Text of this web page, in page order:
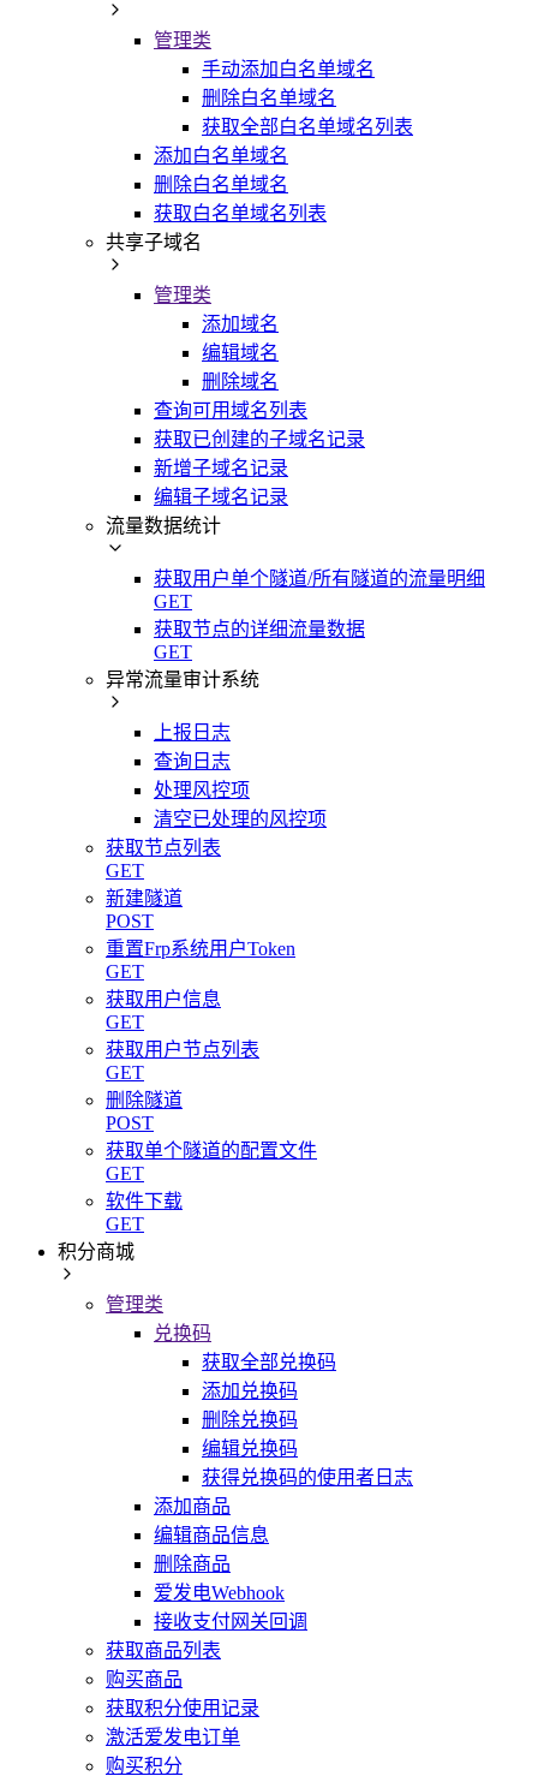
管理类
手动添加白名单域名
删除白名单域名
获取全部白名单域名列表
添加白名单域名
删除白名单域名
获取白名单域名列表
共享子域名
管理类
添加域名
编辑域名
删除域名
查询可用域名列表
获取已创建的子域名记录
新增子域名记录
编辑子域名记录
流量数据统计
获取用户单个隧道/所有隧道的流量明细
GET
获取节点的详细流量数据
GET
异常流量审计系统
上报日志
查询日志
处理风控项
清空已处理的风控项
获取节点列表
GET
新建隧道
POST
重置Frp系统用户Token
GET
获取用户信息
GET
获取用户节点列表
GET
删除隧道
POST
获取单个隧道的配置文件
GET
软件下载
GET
积分商城
管理类
兑换码
获取全部兑换码
添加兑换码
删除兑换码
编辑兑换码
获得兑换码的使用者日志
添加商品
编辑商品信息
删除商品
爱发电Webhook
接收支付网关回调
获取商品列表
购买商品
获取积分使用记录
激活爱发电订单
购买积分